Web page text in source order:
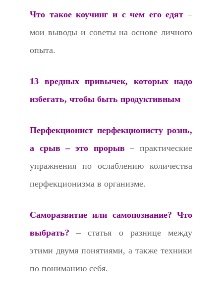
Что такое коучинг и с чем его едят –
мои выводы и советы на основе личного
опыта.
13 вредных привычек, которых надо
избегать, чтобы быть продуктивным
Перфекционист перфекционисту рознь,
а срыв – это прорыв– практические
упражнения по ослаблению количества
перфекционизма в организме.
Саморазвитие или самопознание? Что
выбрать? – статья о разнице между
этими двумя понятиями, а также техники
по пониманию себя.